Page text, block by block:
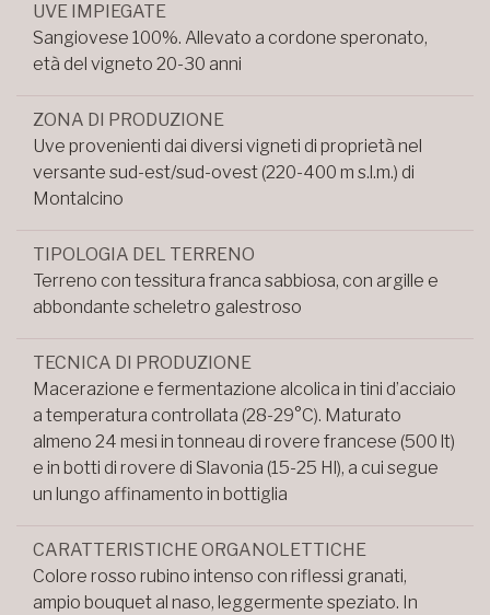
UVE IMPIEGATE
Sangiovese 100%. Allevato a cordone speronato,
età del vigneto 20-30 anni
ZONA DI PRODUZIONE
Uve provenienti dai diversi vigneti di proprietà nel
versante sud-est/sud-ovest (220-400 m s.l.m.) di
Montalcino
TIPOLOGIA DEL TERRENO
Terreno con tessitura franca sabbiosa, con argille e
abbondante scheletro galestroso
TECNICA DI PRODUZIONE
Macerazione e fermentazione alcolica in tini d’acciaio
a temperatura controllata (28-29°C). Maturato
almeno 24 mesi in tonneau di rovere francese (500 lt)
e in botti di rovere di Slavonia (15-25 Hl), a cui segue
un lungo affinamento in bottiglia
CARATTERISTICHE ORGANOLETTICHE
Colore rosso rubino intenso con riflessi granati,
ampio bouquet al naso, leggermente speziato. In